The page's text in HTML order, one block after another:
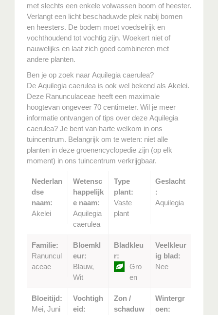
met slechts een enkele volwassen boom of heester.
Verlangt een licht beschaduwde plek nabij bomen
en heesters. De bodem moet voedselrijk en
vochthoudend tot vochtig zijn. Woekert niet of
nauwelijks en laat zich goed combineren met
andere planten.
Ben je op zoek naar Aquilegia caerulea?
De Aquilegia caerulea is ook wel bekend als Akelei.
Deze Ranunculaceae heeft een maximale
hoogtevan ongeveer 70 centimeter. Wil je meer
informatie ontvangen of tips over deze Aquilegia
caerulea? Je bent van harte welkom in ons
tuincentrum. Belangrijk om te weten: niet alle
planten in deze groenencyclopedie zijn (op elk
moment) in ons tuincentrum verkrijgbaar.
Nederlan
dse
naam:
Akelei
Wetensc
happelijk
e naam:
Aquilegia
caerulea
Type
plant:
Vaste
plant
Geslacht
:
Aquilegia
Familie:
Ranuncul
aceae
Bloemkl
eur:
Blauw,
Wit
Bladkleu
r:
Gro
en
Veelkleur
ig blad:
Nee
Bloeitijd:
Mei, Juni
Vochtigh
eid:
Zon /
schaduw
Wintergr
oen: